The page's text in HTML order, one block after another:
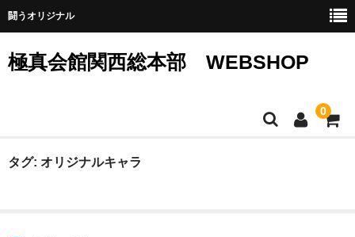
闘うオリジナル
極真会館関西総本部 WEBSHOP
0
SHOPホーム
タグ: オリジナルキャラ